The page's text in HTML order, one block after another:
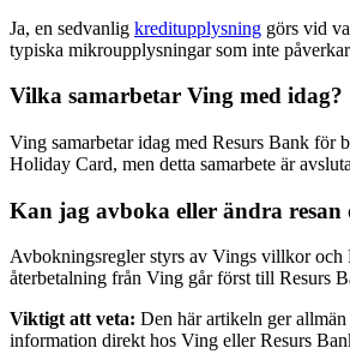
Ja, en sedvanlig kreditupplysning görs vid
typiska mikroupplysningar som inte
Vilka samarbetar Ving med idag?
Ving samarbetar idag med Resurs Bank för
Holiday Card, men detta samarbete är
Kan jag avboka eller ändra resan
Avbokningsregler styrs av Vings villkor och
återbetalning från Ving går först till Resurs
Viktigt att veta: Den här artikeln ger
information direkt hos Ving eller Resurs